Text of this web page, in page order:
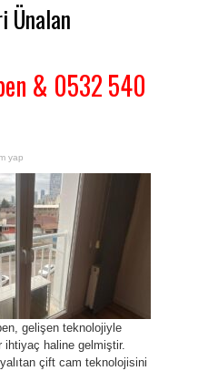
Ünalan
& 0532 540
yap
gelişen teknolojiyle
ihtiyaç haline gelmiştir.
çift cam teknolojisini